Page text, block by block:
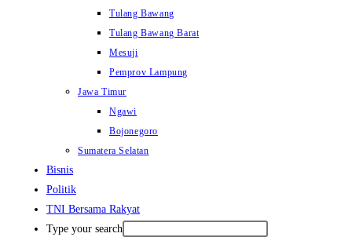
Tulang Bawang
Tulang Bawang Barat
Mesuji
Pemprov Lampung
Jawa Timur
Ngawi
Bojonegoro
Sumatera Selatan
Bisnis
Politik
TNI Bersama Rakyat
Type your search